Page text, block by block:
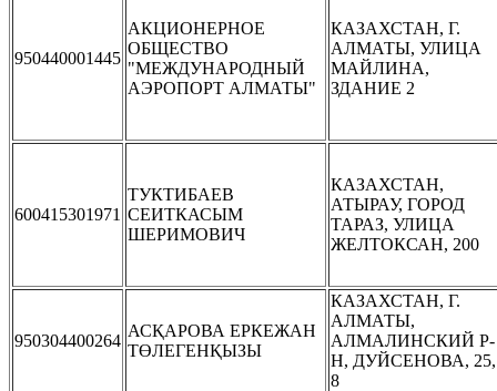
950440001445
АКЦИОНЕРНОЕ
ОБЩЕСТВО
"МЕЖДУНАРОДНЫЙ
АЭРОПОРТ АЛМАТЫ"
КАЗАХСТАН, Г.
АЛМАТЫ, УЛИЦА
МАЙЛИНА,
ЗДАНИЕ 2
600415301971
ТУКТИБАЕВ
СЕИТКАСЫМ
ШЕРИМОВИЧ
КАЗАХСТАН,
АТЫРАУ, ГОРОД
ТАРАЗ, УЛИЦА
ЖЕЛТОКСАН, 200
950304400264
АСҚАРОВА ЕРКЕЖАН
ТӨЛЕГЕНҚЫЗЫ
КАЗАХСТАН, Г.
АЛМАТЫ,
АЛМАЛИНСКИЙ Р-
Н, ДУЙСЕНОВА, 25,
8